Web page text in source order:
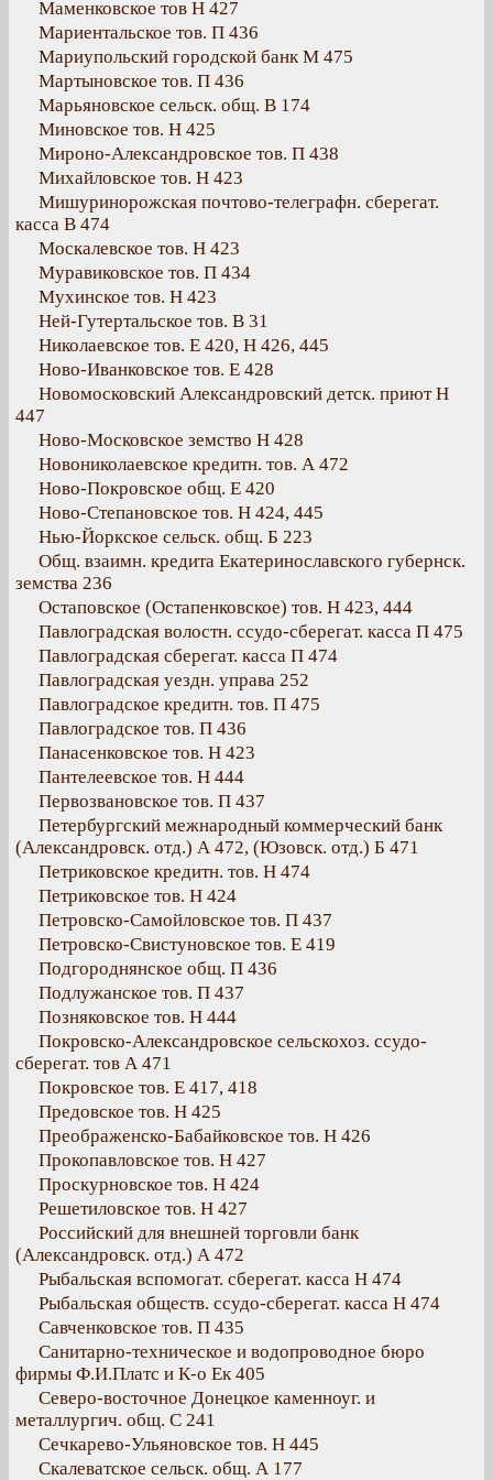
Маменковское тов Н 427
Мариентальское тов. П 436
Мариупольский городской банк М 475
Мартыновское тов. П 436
Марьяновское сельск. общ. В 174
Миновское тов. Н 425
Мироно-Александровское тов. П 438
Михайловское тов. Н 423
Мишуринорожская почтово-телеграфн. сберегат.
касса В 474
Москалевское тов. Н 423
Муравиковское тов. П 434
Мухинское тов. Н 423
Ней-Гутертальское тов. В 31
Николаевское тов. Е 420, Н 426, 445
Ново-Иванковское тов. Е 428
Новомосковский Александровский детск. приют Н
447
Ново-Московское земство Н 428
Новониколаевское кредитн. тов. А 472
Ново-Покровское общ. Е 420
Ново-Степановское тов. Н 424, 445
Нью-Йоркское сельск. общ. Б 223
Общ. взаимн. кредита Екатеринославского губернск.
земства 236
Остаповское (Остапенковское) тов. Н 423, 444
Павлоградская волостн. ссудо-сберегат. касса П 475
Павлоградская сберегат. касса П 474
Павлоградская уездн. управа 252
Павлоградское кредитн. тов. П 475
Павлоградское тов. П 436
Панасенковское тов. Н 423
Пантелеевское тов. Н 444
Первозвановское тов. П 437
Петербургский межнародный коммерческий банк
(Александровск. отд.) А 472, (Юзовск. отд.) Б 471
Петриковское кредитн. тов. Н 474
Петриковское тов. Н 424
Петровско-Самойловское тов. П 437
Петровско-Свистуновское тов. Е 419
Подгороднянское общ. П 436
Подлужанское тов. П 437
Позняковское тов. Н 444
Покровско-Александровское сельскохоз. ссудо-
сберегат. тов А 471
Покровское тов. Е 417, 418
Предовское тов. Н 425
Преображенско-Бабайковское тов. Н 426
Прокопавловское тов. Н 427
Проскурновское тов. Н 424
Решетиловское тов. Н 427
Российский для внешней торговли банк
(Александровск. отд.) А 472
Рыбальская вспомогат. сберегат. касса Н 474
Рыбальская обществ. ссудо-сберегат. касса Н 474
Савченковское тов. П 435
Санитарно-техническое и водопроводное бюро
фирмы Ф.И.Платс и К-о Ек 405
Северо-восточное Донецкое каменноуг. и
металлургич. общ. С 241
Сечкарево-Ульяновское тов. Н 445
Скалеватское сельск. общ. А 177